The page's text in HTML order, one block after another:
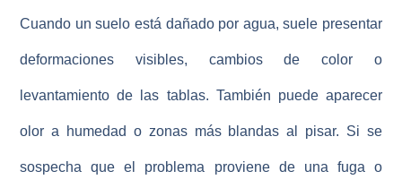
Cuando un suelo está dañado por agua, suele presentar
deformaciones visibles, cambios de color o
levantamiento de las tablas. También puede aparecer
olor a humedad o zonas más blandas al pisar. Si se
sospecha que el problema proviene de una fuga o